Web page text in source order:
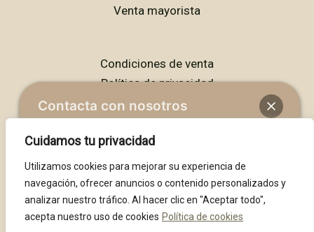
Cuidamos tu privacidad
Utilizamos cookies para mejorar su experiencia de
navegación, ofrecer anuncios o contenido personalizados y
analizar nuestro tráfico. Al hacer clic en "Aceptar todo",
acepta nuestro uso de cookies Política de cookies
Venta mayorista
Condiciones de venta
Política de privacidad
Política de cookies
Aviso legal
Contacta con nosotros
Hola 👋
¿En qué podemos ayudarte?